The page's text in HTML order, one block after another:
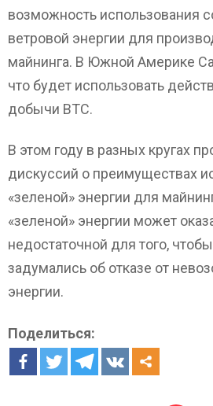
возможность использования
ветровой энергии для
майнинга. В Южной Америке
что будет использовать
добычи ВТС.
В этом году в разных кругах
дискуссий о преимуществах
«зеленой» энергии для
«зеленой» энергии может
недостаточной для того,
задумались об отказе от
энергии.
Поделиться: